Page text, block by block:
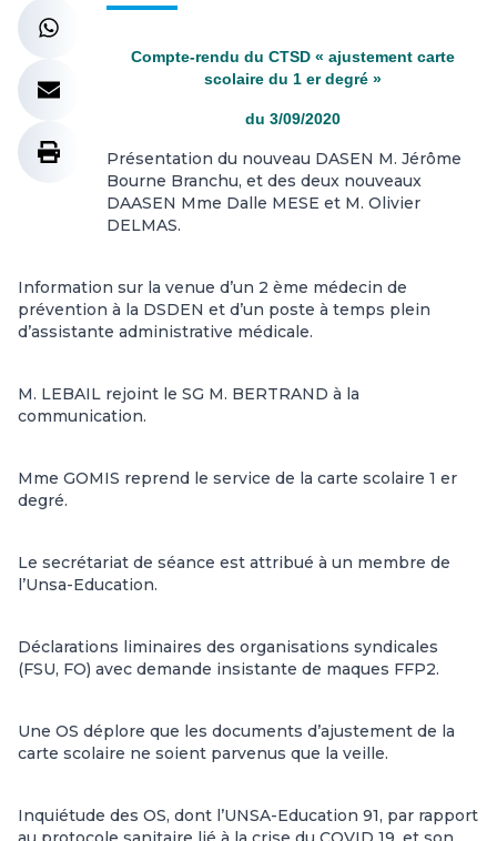
Compte-rendu du CTSD « ajustement carte
scolaire du 1 er degré »
du 3/09/2020
Présentation du nouveau DASEN M. Jérôme
Bourne Branchu, et des deux nouveaux
DAASEN Mme Dalle MESE et M. Olivier
DELMAS.
Information sur la venue d’un 2 ème médecin de
prévention à la DSDEN et d’un poste à temps plein
d’assistante administrative médicale.
M. LEBAIL rejoint le SG M. BERTRAND à la
communication.
Mme GOMIS reprend le service de la carte scolaire 1 er
degré.
Le secrétariat de séance est attribué à un membre de
l’Unsa-Education.
Déclarations liminaires des organisations syndicales
(FSU, FO) avec demande insistante de maques FFP2.
Une OS déplore que les documents d’ajustement de la
carte scolaire ne soient parvenus que la veille.
Inquiétude des OS, dont l’UNSA-Education 91, par rapport